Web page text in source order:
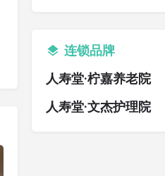
连锁品牌
人寿堂·柠嘉养老院
人寿堂·文杰护理院